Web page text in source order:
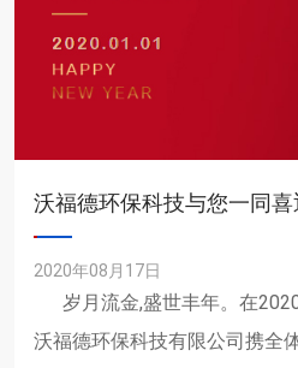
沃福德环保科技与您一同喜
2020年08月17日
岁月流金,盛世丰年。在
沃福德环保科技有限公司携全